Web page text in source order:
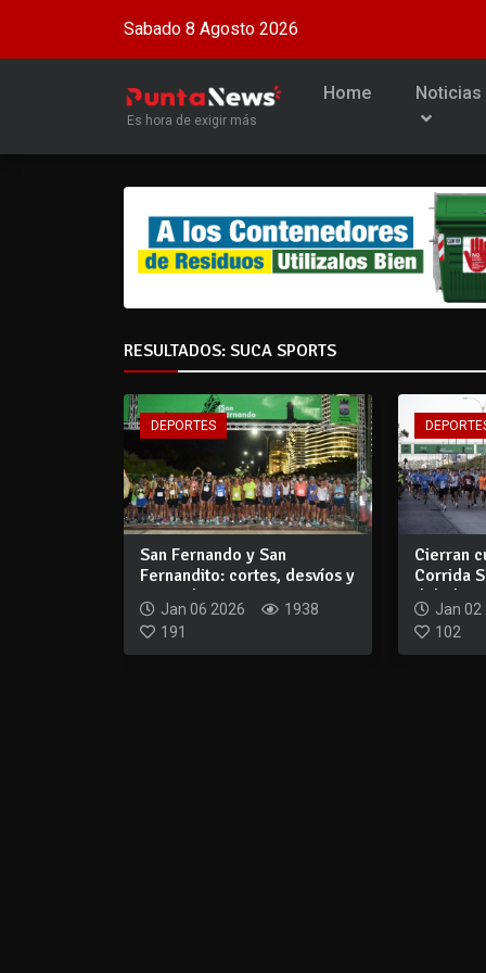
Sabado 8 Agosto 2026
Es hora de exigir más
Home Noticias
RESULTADOS: SUCA SPORTS
DEPORTES
San Fernando y San
Fernandito: cortes, desvíos y
retiro de v...
Jan 06 2026
1938
191
Cierran
Corrida
debido a
Jan 02
102